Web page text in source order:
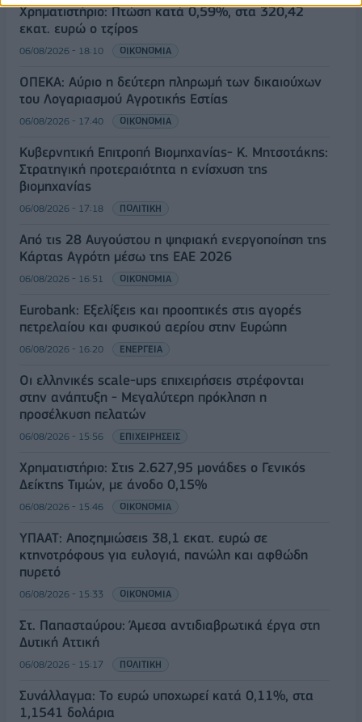
Χρηματιστήριο: Πτώση κατά 0,59%, στα 320,42
εκατ. ευρώ ο τζίρος
06/08/2026 - 18:10 ΟΙΚΟΝΟΜΙΑ
ΟΠΕΚΑ: Αύριο η δεύτερη πληρωμή των δικαιούχων
του Λογαριασμού Αγροτικής Εστίας
06/08/2026 - 17:40 ΟΙΚΟΝΟΜΙΑ
Κυβερνητική Επιτροπή Βιομηχανίας- Κ. Μητσοτάκης:
Στρατηγική προτεραιότητα η ενίσχυση της
βιομηχανίας
06/08/2026 - 17:18 ΠΟΛΙΤΙΚΗ
Από τις 28 Αυγούστου η ψηφιακή ενεργοποίηση της
Κάρτας Αγρότη μέσω της ΕΑΕ 2026
06/08/2026 - 16:51 ΟΙΚΟΝΟΜΙΑ
Eurobank: Εξελίξεις και προοπτικές στις αγορές
πετρελαίου και φυσικού αερίου στην Ευρώπη
06/08/2026 - 16:20 ΕΝΕΡΓΕΙΑ
Οι ελληνικές scale-ups επιχειρήσεις στρέφονται
στην ανάπτυξη - Μεγαλύτερη πρόκληση η
προσέλκυση πελατών
06/08/2026 - 15:56 ΕΠΙΧΕΙΡΗΣΕΙΣ
Χρηματιστήριο: Στις 2.627,95 μονάδες ο Γενικός
Δείκτης Τιμών, με άνοδο 0,15%
06/08/2026 - 15:46 ΟΙΚΟΝΟΜΙΑ
ΥΠΑΑΤ: Αποζημιώσεις 38,1 εκατ. ευρώ σε
κτηνοτρόφους για ευλογιά, πανώλη και αφθώδη
πυρετό
06/08/2026 - 15:33 ΟΙΚΟΝΟΜΙΑ
Στ. Παπασταύρου: Άμεσα αντιδιαβρωτικά έργα στη
Δυτική Αττική
06/08/2026 - 15:17 ΠΟΛΙΤΙΚΗ
Συνάλλαγμα: Το ευρώ υποχωρεί κατά 0,11%, στα
1,1541 δολάρια